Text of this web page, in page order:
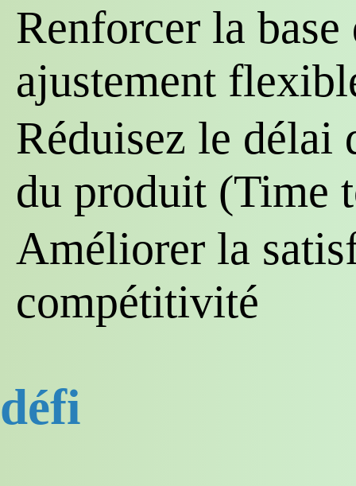
Renforcer la
ajustement
Réduisez le délai
du produit (Time
Améliorer la
compétitivité
défi